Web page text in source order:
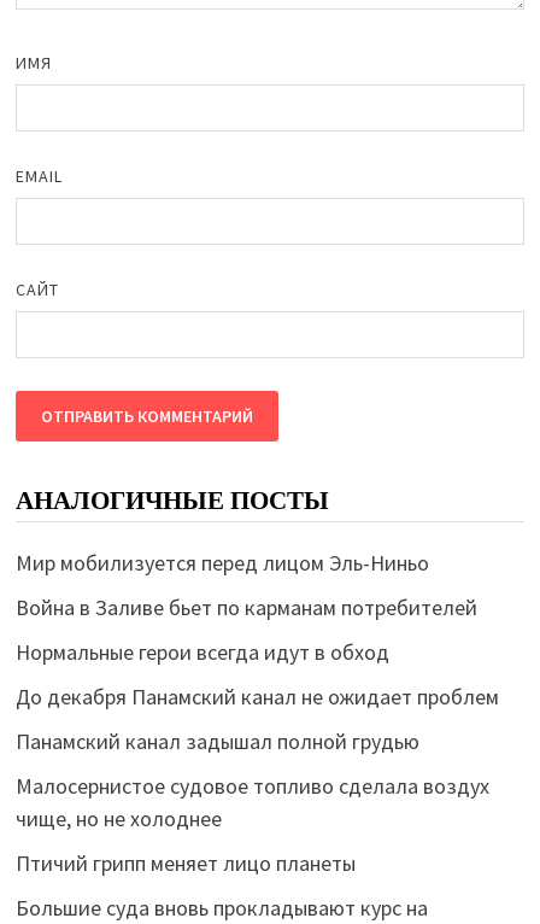
ИМЯ
EMAIL
САЙТ
АНАЛОГИЧНЫЕ ПОСТЫ
Мир мобилизуется перед лицом Эль-Ниньо
Война в Заливе бьет по карманам потребителей
Нормальные герои всегда идут в обход
До декабря Панамский канал не ожидает проблем
Панамский канал задышал полной грудью
Малосернистое судовое топливо сделала воздух
чище, но не холоднее
Птичий грипп меняет лицо планеты
Большие суда вновь прокладывают курс на